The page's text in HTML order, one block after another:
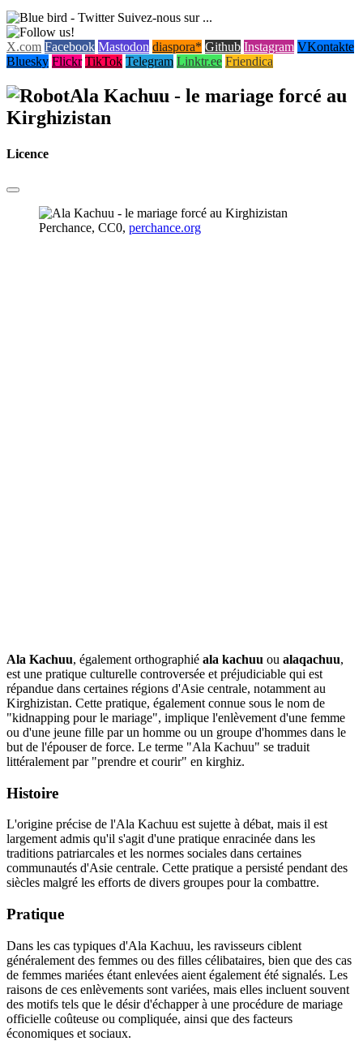
Suivez-nous sur ...
X.com Facebook Mastodon diaspora* Github Instagram VKontakte
Bluesky Flickr TikTok Telegram Linktr.ee Friendica
Ala Kachuu - le mariage forcé au
Kirghizistan
Licence
Perchance, CC0, perchance.org
Ala Kachuu, également orthographié ala kachuu ou alaqachuu,
est une pratique culturelle controversée et préjudiciable qui est
répandue dans certaines régions d'Asie centrale, notamment au
Kirghizistan. Cette pratique, également connue sous le nom de
"kidnapping pour le mariage", implique l'enlèvement d'une femme
ou d'une jeune fille par un homme ou un groupe d'hommes dans le
but de l'épouser de force. Le terme "Ala Kachuu" se traduit
littéralement par "prendre et courir" en kirghiz.
Histoire
L'origine précise de l'Ala Kachuu est sujette à débat, mais il est
largement admis qu'il s'agit d'une pratique enracinée dans les
traditions patriarcales et les normes sociales dans certaines
communautés d'Asie centrale. Cette pratique a persisté pendant des
siècles malgré les efforts de divers groupes pour la combattre.
Pratique
Dans les cas typiques d'Ala Kachuu, les ravisseurs ciblent
généralement des femmes ou des filles célibataires, bien que des cas
de femmes mariées étant enlevées aient également été signalés. Les
raisons de ces enlèvements sont variées, mais elles incluent souvent
des motifs tels que le désir d'échapper à une procédure de mariage
officielle coûteuse ou compliquée, ainsi que des facteurs
économiques et sociaux.